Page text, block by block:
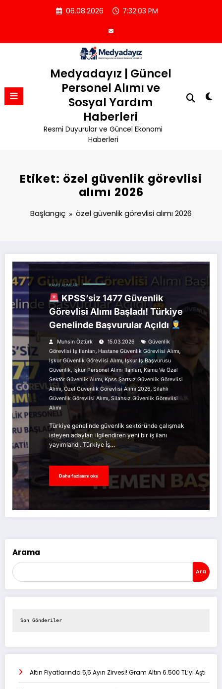
06.08.2026 7:32:04 PM
Medyadayız | Güncel
Personel Alımı ve
Sosyal Yardım
Haberleri
Resmi Duyurular ve Güncel Ekonomi
Haberleri
Etiket: özel güvenlik görevlisi
alımı 2026
Başlangıç özel güvenlik görevlisi alımı 2026
KAMU ALIMLARI
KPSS’siz 1477 Güvenlik
Görevlisi Alımı Başladı! Türkiye
Genelinde Başvurular Açıldı
Muhsin Öztürk 15.03.2026
Güvenlik
Görevlisi Iş Ilanları, Hastane Güvenlik Görevlisi Alımı,
Işkur Güvenlik Görevlisi Alımı, Işkur Iş Başvurusu
Güvenlik, Işkur Personel Alımı Ilanları,Kamu Ve Özel
Sektör Güvenlik Alımı, Kpss Şartsız Güvenlik Görevlisi
Alımı, Özel Güvenlik Görevlisi Alımı 2026, Silahlı
Güvenlik Görevlisi Alımı, Silahsız Güvenlik Görevlisi
Alımı
Türkiye genelinde güvenlik sektöründe çalışmak
isteyen adayları ilgilendiren yeni bir iş ilanı
yayımlandı. Türkiye İş…
Daha fazlasını oku
Arama
Ara
Son Gönderiler
Altın Fiyatlarında 5,5 Ayın Zirvesi! Gram Altın 6.500 TL’yi Aştı